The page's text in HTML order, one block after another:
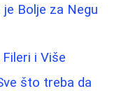
Bolje za Negu
i Više
što treba da